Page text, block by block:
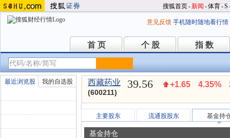
搜狐首页-新闻 -体育-S
意见反馈 手机随时随地看行情
首 页
首 页 个 股
个 股 指 数
指 数
最近浏览股 我的自选股 西藏药业
(600211)
39.56 +1.65 4.35%
主要股东 流通股股东 基金持
基金持仓